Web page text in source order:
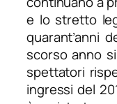
e lo stretto
quarant’anni
scorso anno
spettatori
ingressi del